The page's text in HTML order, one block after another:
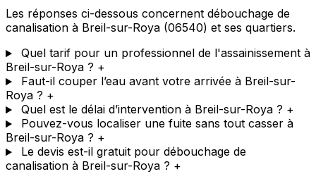
Les réponses ci-dessous concernent débouchage de
canalisation à Breil-sur-Roya (06540) et ses quartiers.
Quel tarif pour un professionnel de l'assainissement à
Breil-sur-Roya ? +
Faut-il couper l’eau avant votre arrivée à Breil-sur-
Roya ? +
Quel est le délai d’intervention à Breil-sur-Roya ? +
Pouvez-vous localiser une fuite sans tout casser à
Breil-sur-Roya ? +
Le devis est-il gratuit pour débouchage de
canalisation à Breil-sur-Roya ? +